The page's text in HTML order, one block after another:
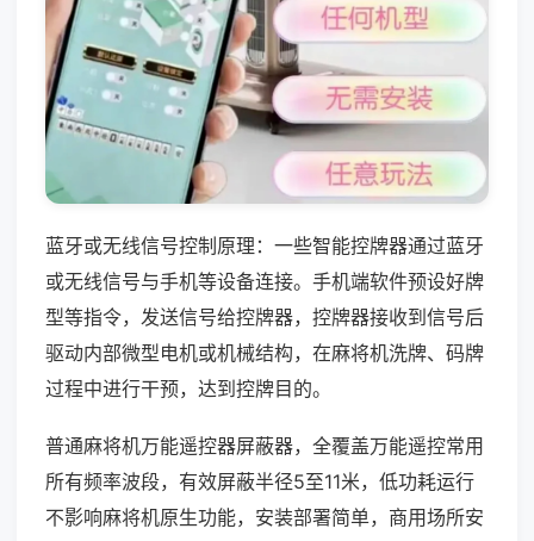
蓝牙或无线信号控制原理：一些智能控牌器通过蓝牙
或无线信号与手机等设备连接。手机端软件预设好牌
型等指令，发送信号给控牌器，控牌器接收到信号后
驱动内部微型电机或机械结构，在麻将机洗牌、码牌
过程中进行干预，达到控牌目的。
普通麻将机万能遥控器屏蔽器，全覆盖万能遥控常用
所有频率波段，有效屏蔽半径5至11米，低功耗运行
不影响麻将机原生功能，安装部署简单，商用场所安